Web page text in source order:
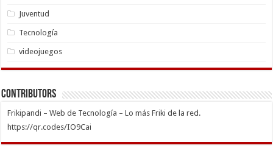
Juventud
Tecnología
videojuegos
Contributors
Frikipandi – Web de Tecnología – Lo más Friki de la red.
https://qr.codes/IO9Cai